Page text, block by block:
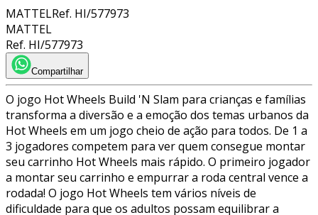
MATTELRef. HI/577973
MATTEL
Ref. HI/577973
Compartilhar
O jogo Hot Wheels Build 'N Slam para crianças e famílias
transforma a diversão e a emoção dos temas urbanos da
Hot Wheels em um jogo cheio de ação para todos. De 1 a
3 jogadores competem para ver quem consegue montar
seu carrinho Hot Wheels mais rápido. O primeiro jogador
a montar seu carrinho e empurrar a roda central vence a
rodada! O jogo Hot Wheels tem vários níveis de
dificuldade para que os adultos possam equilibrar a